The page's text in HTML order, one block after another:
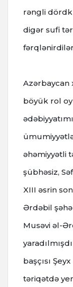
rəngli
digər sufi
Azərbaycan
böyük rol
əhəmiyyətli
şübhəsiz,
XIII əsrin
Ərdəbil
Musəvi əl-
başçısı
təriqətdə